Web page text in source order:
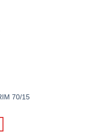
70/15